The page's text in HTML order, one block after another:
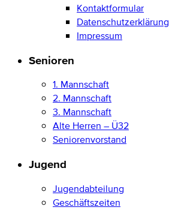
Kontaktformular
Datenschutzerklärung
Impressum
Senioren
1. Mannschaft
2. Mannschaft
3. Mannschaft
Alte Herren – Ü32
Seniorenvorstand
Jugend
Jugendabteilung
Geschäftszeiten